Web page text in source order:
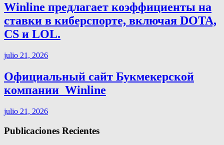
Winline предлагает коэффициенты на
ставки в киберспорте, включая DOTA,
CS и LOL.
julio 21, 2026
Официальный сайт Букмекерской
компании ️ Winline
julio 21, 2026
Publicaciones Recientes